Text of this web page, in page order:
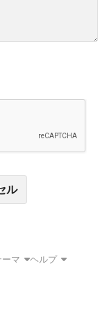
ル
ーマ
ヘルプ